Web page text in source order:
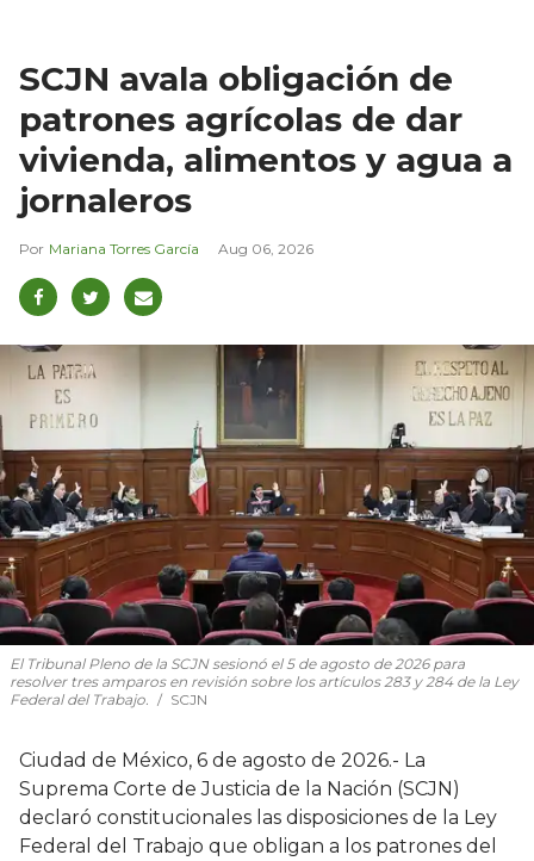
SCJN avala obligación de
patrones agrícolas de dar
vivienda, alimentos y agua a
jornaleros
Mariana Torres García Aug 06, 2026
El Tribunal Pleno de la SCJN sesionó el 5 de agosto de 2026 para
resolver tres amparos en revisión sobre los artículos 283 y 284 de la Ley
Federal del Trabajo.
SCJN
Ciudad de México, 6 de agosto de 2026.- La
Suprema Corte de Justicia de la Nación (SCJN)
declaró constitucionales las disposiciones de la Ley
Federal del Trabajo que obligan a los patrones del